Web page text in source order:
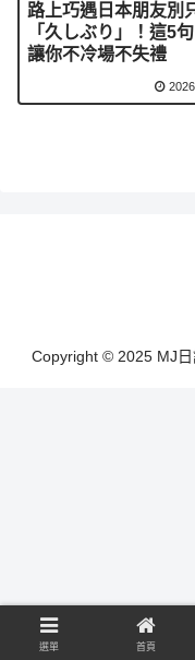
路上巧遇日本朋友別
「久しぶり」！這5
讓你不冷場不失禮
Copyright © 2025 MJ日
選單 首頁